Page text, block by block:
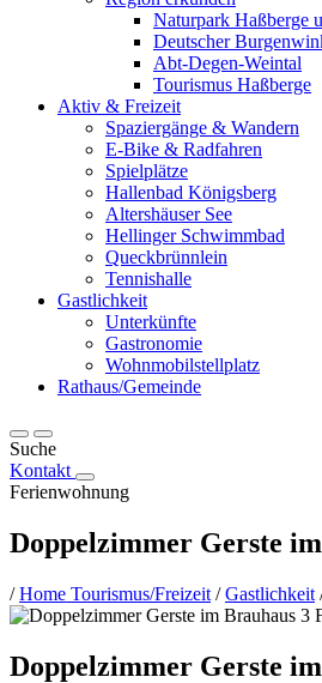
Naturpark Haßberge
Deutscher
Abt-Degen-Weintal
Tourismus Haßberge
Aktiv & Freizeit
Spaziergänge & Wandern
E-Bike & Radfahren
Spielplätze
Hallenbad Königsberg
Altershäuser See
Hellinger Schwimmbad
Queckbrünnlein
Tennishalle
Gastlichkeit
Unterkünfte
Gastronomie
Wohnmobilstellplatz
Rathaus/Gemeinde
Suche
Kontakt
Ferienwohnung
Doppelzimmer Gerste
/Home Tourismus/Freizeit /Gastlichkeit
Doppelzimmer Gerste